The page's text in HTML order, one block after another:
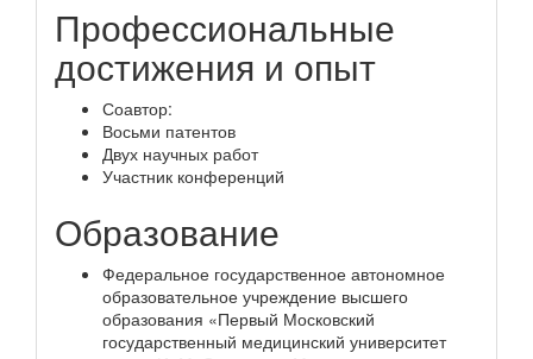
Профессиональные
достижения и опыт
Соавтор:
Восьми патентов
Двух научных работ
Участник конференций
Образование
Федеральное государственное автономное
образовательное учреждение высшего
образования «Первый Московский
государственный медицинский университет